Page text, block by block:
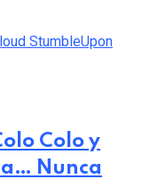
StumbleUpon
Colo y
Nunca